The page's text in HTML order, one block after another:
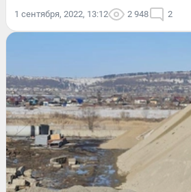
1 сентября, 2022, 13:12 2 948 2